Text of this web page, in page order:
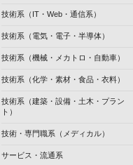
技術系（IT・Web・通信系）
技術系（電気・電子・半導体）
技術系（機械・メカトロ・自動車）
技術系（化学・素材・食品・衣料）
技術系（建築・設備・土木・プラン
ト）
技術・専門職系（メディカル）
サービス・流通系